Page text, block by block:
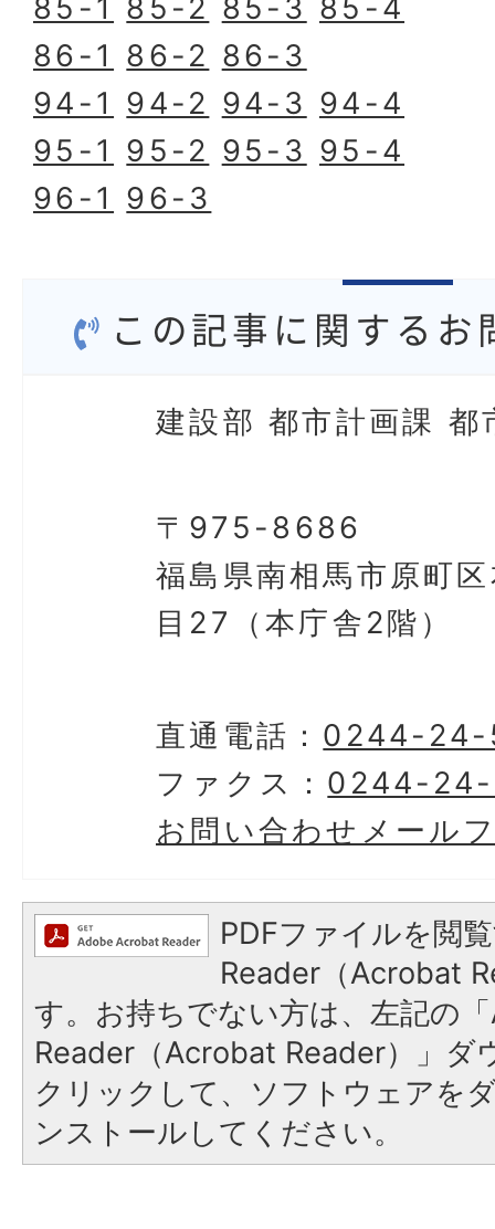
85-1 85-2 85-3 85-4
86-1 86-2 86-3
94-1 94-2 94-3 94-4
95-1 95-2 95-3 95-4
96-1 96-3
この記事に関するお
建設部 都市計画課 都
〒975-8686
福島県南相馬市原町
目27（本庁舎2階）
直通電話： 0244-24-
ファクス： 0244-
お問い合わせメール
PDFファイルを閲
Reader（Acrobat
す。お持ちでない方は、左記の
Reader（Acrobat Reader）」ダ
クリックして、ソフトウェアを
ンストールしてください。